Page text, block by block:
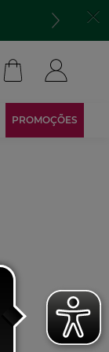
PROMOÇÕES